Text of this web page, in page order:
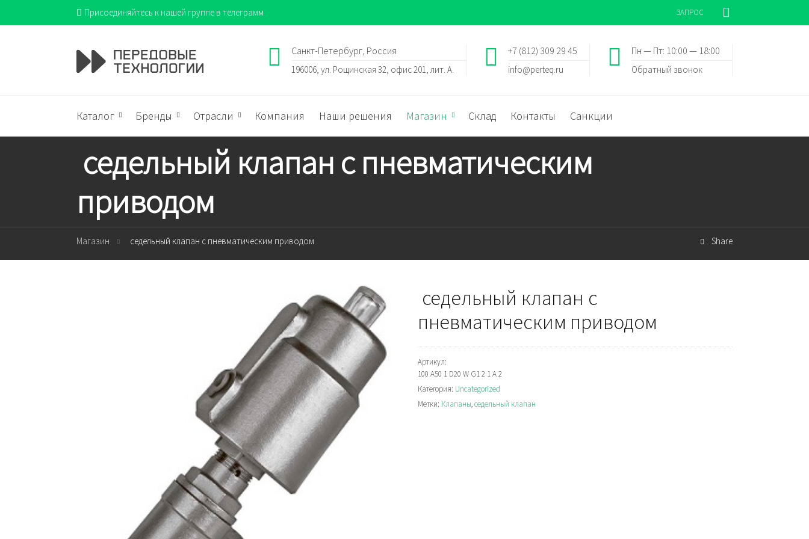
Присоединяйтесь к нашей группе в телеграмм ЗАПРОС
Пн — Пт: 10:00 — 18:00
Обратный звонок
+7 (812) 309 29 45
info@perteq.ru
Санкт-Петербург, Россия
196006, ул. Рощинская 32, офис 201, лит. А.
Каталог Бренды Отрасли Компания Наши решения Магазин Склад Контакты Санкции
седельный клапан с пневматическим
приводом
Магазин седельный клапан с пневматическим приводом Share
седельный клапан с
пневматическим приводом
Артикул:
100 A50 1 D20 W G1 2 1 A 2
Категория: Uncategorized
Метки: Клапаны,седельный клапан